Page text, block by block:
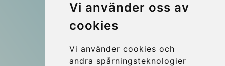
Vi använder oss av
cookies
Vi använder cookies och
andra spårningsteknologier
More
Update cookies preferences